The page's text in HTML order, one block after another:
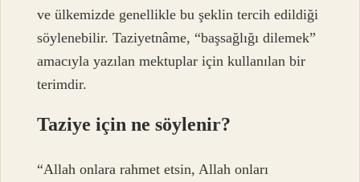
ve ülkemizde genellikle bu şeklin tercih edildiği
söylenebilir. Taziyetnâme, “başsağlığı dilemek”
amacıyla yazılan mektuplar için kullanılan bir
terimdir.
Taziye için ne söylenir?
“Allah onlara rahmet etsin, Allah onları